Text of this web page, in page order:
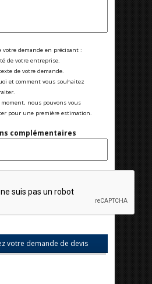
votre demande en précisant :
de votre entreprise.
de votre demande.
et comment vous souhaitez
nous pouvons vous
pour une première estimation.
complémentaires